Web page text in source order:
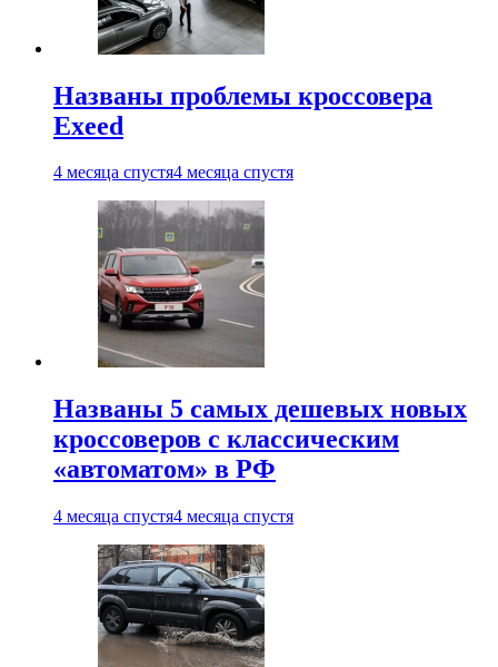
Названы проблемы кроссовера
Exeed
4 месяца спустя4 месяца спустя
Названы 5 самых дешевых новых
кроссоверов с классическим
«автоматом» в РФ
4 месяца спустя4 месяца спустя